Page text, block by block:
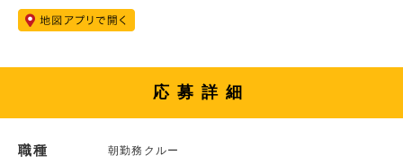
応募詳細
職種 朝勤務クルー